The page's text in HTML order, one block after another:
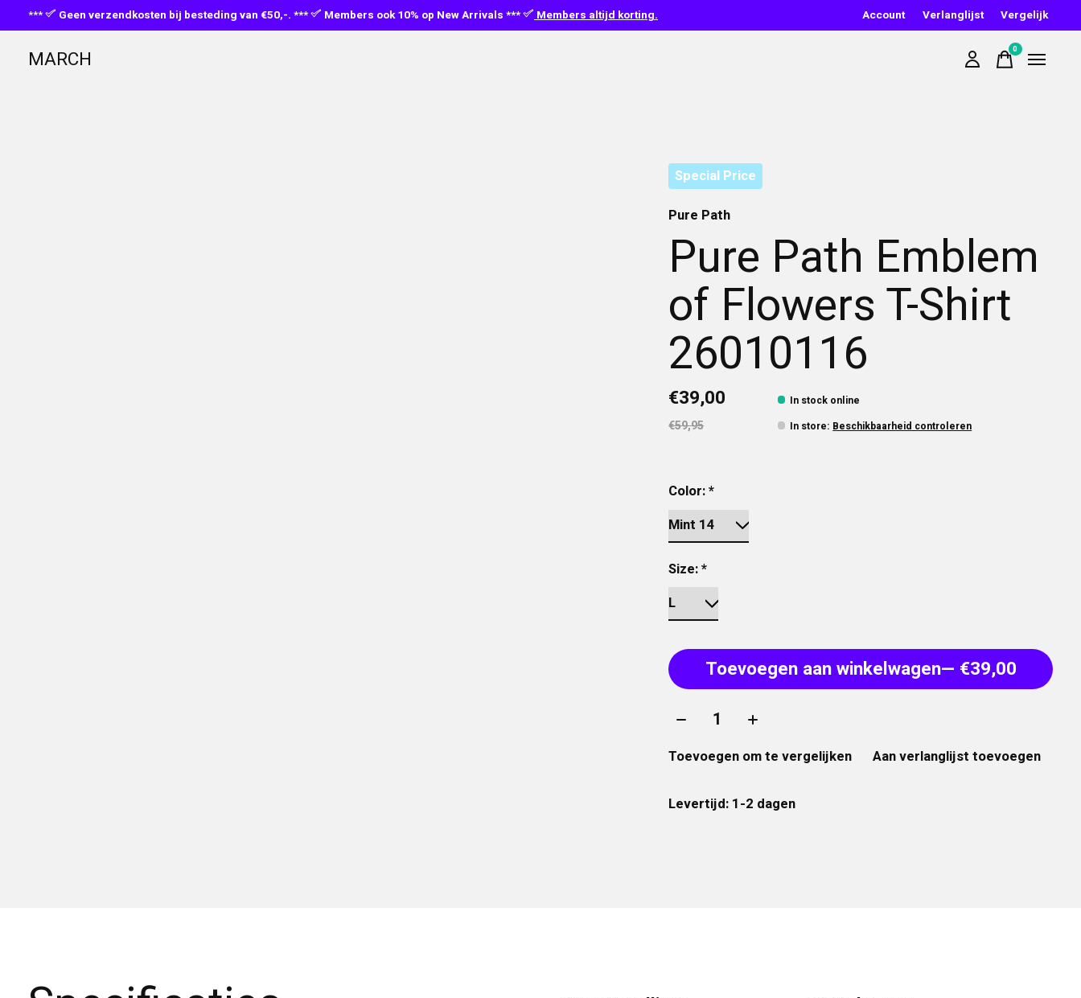
*** Geen verzendkosten bij besteding van €50,-. *** Members ook 10% op New Arrivals *** Members altijd korting. Account Verlanglijst Vergelijk
MARCH 0items
Special Price
Pure Path
Pure Path Emblem
of Flowers T-Shirt
26010116
€39,00
€59,95
In stock online
In store: Beschikbaarheid controleren
Color:*
Size:*
Toevoegen aan winkelwagen
— €39,00
Aantal:
Toevoegen om te vergelijken Aan verlanglijst toevoegen
Levertijd: 1-2 dagen